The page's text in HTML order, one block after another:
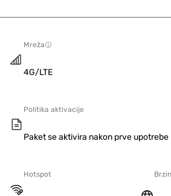
Mreža
4G/LTE
Politika aktivacije
Paket se aktivira nakon prve upotrebe
Hotspot